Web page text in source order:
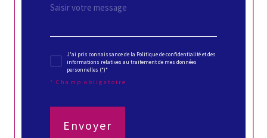
J'ai pris connaissance de la Politique de confidentialité et des
informations relatives au traitement de mes données
personnelles (*)*
* Champ obligatoire
Envoyer